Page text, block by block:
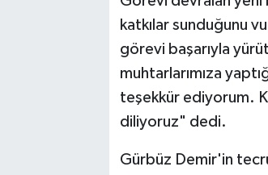
katkılar sunduğunu
görevi başarıyla
muhtarlarımıza
teşekkür ediyorum.
diliyoruz" dedi.
Gürbüz Demir'in